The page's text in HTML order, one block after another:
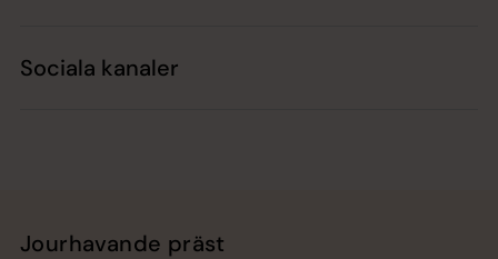
Sociala kanaler
Jourhavande präst